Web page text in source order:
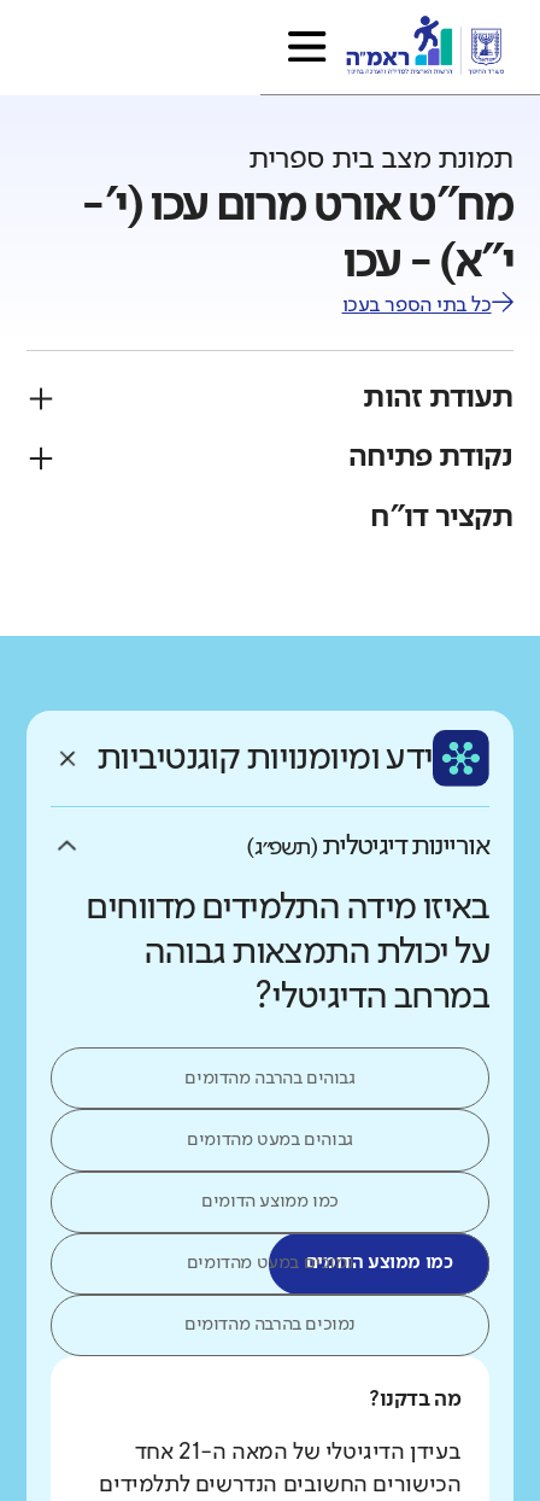
תמונת מצב בית ספרית
מח"ט אורט מרום עכו (י'-
י"א) - עכו
כל בתי הספר בעכו
תעודת זהות
פיקוח
נקודת פתיחה
רקע חברתי כלכלי
ממוצע תלמידים בכיתה
גבוה נמוך
תקציר דו"ח
ידע ומיומנויות קוגנטיביות
אוריינות דיגיטלית (תשפ״ג)
באיזו מידה התלמידים מדווחים
על יכולת התמצאות גבוהה
במרחב הדיגיטלי?
גבוהים בהרבה מהדומים
גבוהים במעט מהדומים
כמו ממוצע הדומים
כמו ממוצע הדומיםנמוכים במעט מהדומים
נמוכים בהרבה מהדומים
מה בדקנו?
בעידן הדיגיטלי של המאה ה-21 אחד
הכישורים החשובים הנדרשים לתלמידים